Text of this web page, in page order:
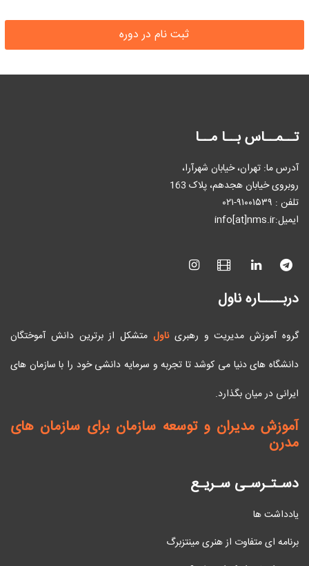
ثبت نام در دوره
تــمــاس بــا مــا
آدرس ما: تهران، خیابان شهرآرا،
روبروی خیابان هجدهم، پلاک 163
تلفن : ٩۱۰۰۱۵۳۹-۰۲۱
ایمیل:info[at]nms.ir
دربــــاره ناول
گروه آموزش مدیریت و رهبریناول متشکل از برترین دانش آموختگان
دانشگاه های دنیا می کوشد تا تجربه و سرمایه دانشی خود را با سازمان های
ایرانی در میان بگذارد.
آموزش مدیران و توسعه سازمان برای سازمان های
مدرن
دسـتـرسـی سـریـع
یادداشت ها
برنامه ای متفاوت از هنری مینتزبرگ